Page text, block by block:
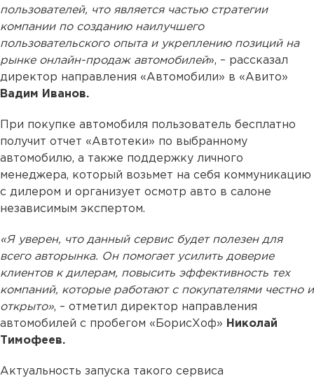
пользователей, что является частью стратегии
компании по созданию наилучшего
пользовательского опыта и укреплению позиций на
рынке онлайн-продаж автомобилей», – рассказал
директор направления «Автомобили» в «Авито»
Вадим Иванов.
При покупке автомобиля пользователь бесплатно
получит отчет «Автотеки» по выбранному
автомобилю, а также поддержку личного
менеджера, который возьмет на себя коммуникацию
с дилером и организует осмотр авто в салоне
независимым экспертом.
«Я уверен, что данный сервис будет полезен для
всего авторынка. Он помогает усилить доверие
клиентов к дилерам, повысить эффективность тех
компаний, которые работают с покупателями честно и
открыто», – отметил директор направления
автомобилей с пробегом «БорисХоф» Николай
Тимофеев.
Актуальность запуска такого сервиса